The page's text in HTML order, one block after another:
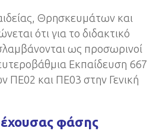
Θρησκευμάτων και
ότι για το διδακτικό
ως προσωρινοί
Εκπαίδευση 667
ΠΕ02 και ΠΕ03 στην Γενική
φάσης